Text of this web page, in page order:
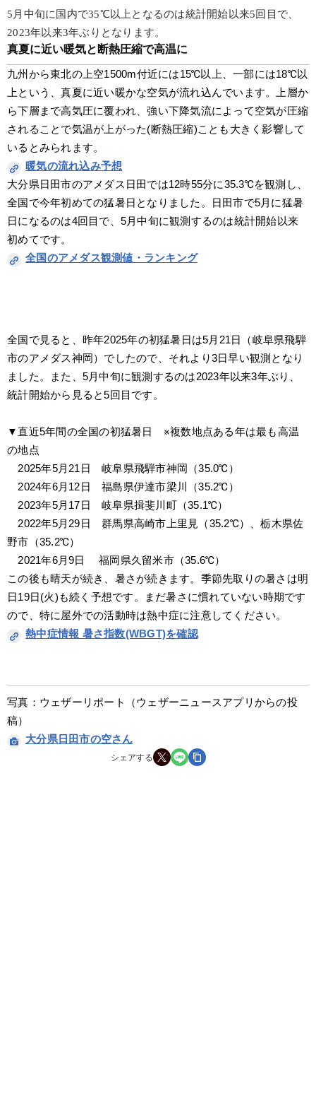
5月中旬に国内で35℃以上となるのは統計開始以来5回目で、
2023年以来3年ぶりとなります。
真夏に近い暖気と断熱圧縮で高温に
九州から東北の上空1500m付近には15℃以上、一部には18℃以
上という、真夏に近い暖かな空気が流れ込んでいます。上層か
ら下層まで高気圧に覆われ、強い下降気流によって空気が圧縮
されることで気温が上がった(断熱圧縮)ことも大きく影響して
いるとみられます。
暖気の流れ込み予想
大分県日田市のアメダス日田では12時55分に35.3℃を観測し、
全国で今年初めての猛暑日となりました。日田市で5月に猛暑
日になるのは4回目で、5月中旬に観測するのは統計開始以来
初めてです。
全国のアメダス観測値・ランキング
全国で見ると、昨年2025年の初猛暑日は5月21日（岐阜県飛騨
市のアメダス神岡）でしたので、それより3日早い観測となり
ました。また、5月中旬に観測するのは2023年以来3年ぶり、
統計開始から見ると5回目です。
▼直近5年間の全国の初猛暑日　※複数地点ある年は最も高温
の地点
2025年5月21日　岐阜県飛騨市神岡（35.0℃）
2024年6月12日　福島県伊達市梁川（35.2℃）
2023年5月17日　岐阜県揖斐川町（35.1℃）
2022年5月29日　群馬県高崎市上里見（35.2℃）、栃木県佐
野市（35.2℃）
2021年6月9日　 福岡県久留米市（35.6℃）
この後も晴天が続き、暑さが続きます。季節先取りの暑さは明
日19日(火)も続く予想です。まだ暑さに慣れていない時期です
ので、特に屋外での活動時は熱中症に注意してください。
熱中症情報 暑さ指数(WBGT)を確認
写真：ウェザーリポート（ウェザーニュースアプリからの投
稿）
大分県日田市の空さん
シェアする